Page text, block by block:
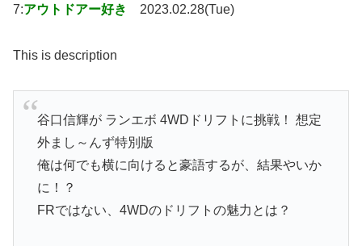
7:アウトドアー好き 2023.02.28(Tue)
This is description
谷口信輝が ランエボ 4WDドリフトに挑戦！ 想定
外まし～んず特別版
俺は何でも横に向けると豪語するが、結果やいか
に！？
FRではない、4WDのドリフトの魅力とは？